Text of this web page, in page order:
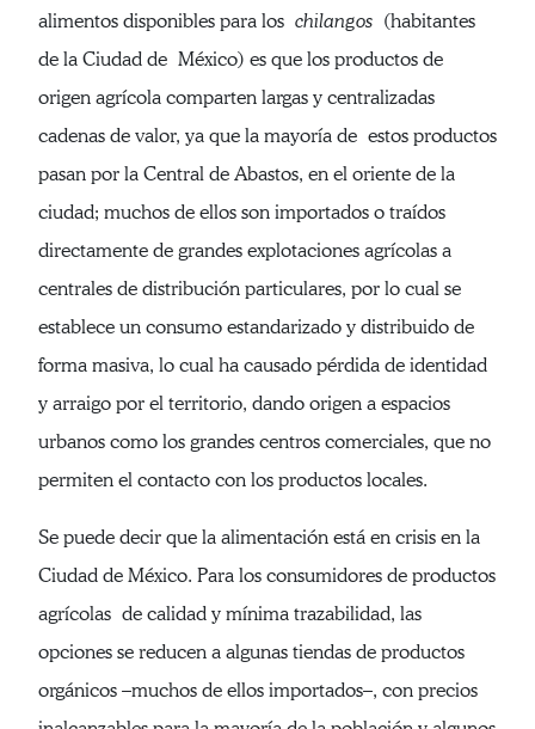
alimentos disponibles para los chilangos (habitantes
de la Ciudad de México) es que los productos de
origen agrícola comparten largas y centralizadas
cadenas de valor, ya que la mayoría de estos productos
pasan por la Central de Abastos, en el oriente de la
ciudad; muchos de ellos son importados o traídos
directamente de grandes explotaciones agrícolas a
centrales de distribución particulares, por lo cual se
establece un consumo estandarizado y distribuido de
forma masiva, lo cual ha causado pérdida de identidad
y arraigo por el territorio, dando origen a espacios
urbanos como los grandes centros comerciales, que no
permiten el contacto con los productos locales.
Se puede decir que la alimentación está en crisis en la
Ciudad de México. Para los consumidores de productos
agrícolas de calidad y mínima trazabilidad, las
opciones se reducen a algunas tiendas de productos
orgánicos –muchos de ellos importados–, con precios